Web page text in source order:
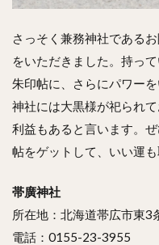
さっそく兼務神社である
をいただきました。持っ
朱印帖に、さらにパワー
神社には大黒様が祀られ
利益もあると言います。
帖をゲットして、いい運も
帯廣神社
所在地：北海道帯広市東3
電話：0155-23-3955